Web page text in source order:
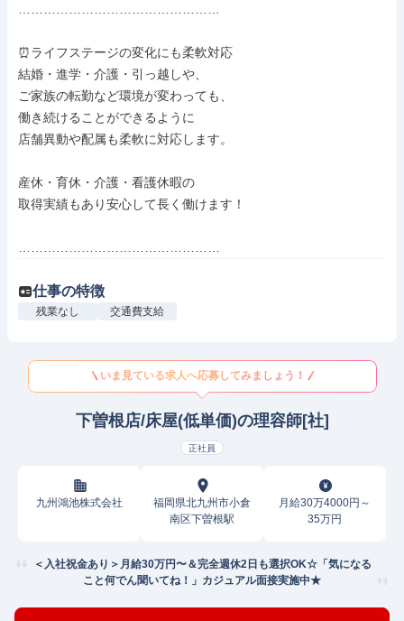
⏰ライフステージの変化にも柔軟対応
結婚・進学・介護・引っ越しや、
ご家族の転勤など環境が変わっても、
働き続けることができるように
店舗異動や配属も柔軟に対応します。
産休・育休・介護・看護休暇の
取得実績もあり安心して長く働けます！
仕事の特徴
残業なし 交通費支給
いま見ている求人へ応募してみましょう！
下曽根店/床屋(低単価)の理容師[社]
正社員
九州鴻池株式会社
福岡県北九州市小倉
南区下曽根駅
月給30万4000円～
35万円
＜入社祝金あり＞月給30万円〜＆完全週休2日も選択OK☆「気になる
こと何でん聞いてね！」カジュアル面接実施中★